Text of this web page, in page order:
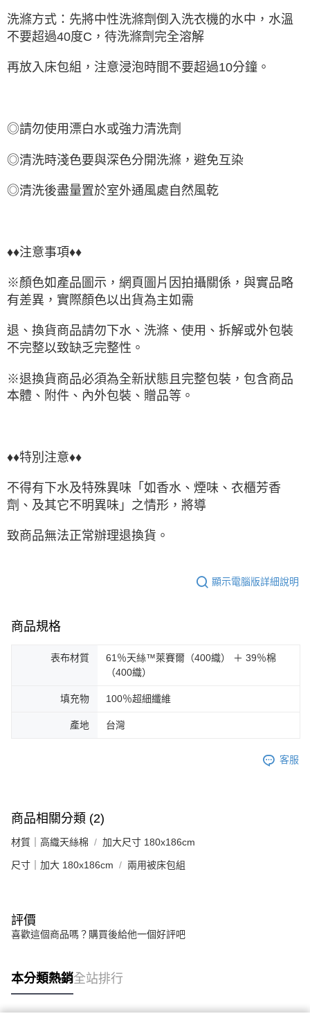
洗滌方式：先將中性洗滌劑倒入洗衣機的水中，水溫
不要超過40度C，待洗滌劑完全溶解
再放入床包組，注意浸泡時間不要超過10分鐘。
◎請勿使用漂白水或強力清洗劑
◎清洗時淺色要與深色分開洗滌，避免互染
◎清洗後盡量置於室外通風處自然風乾
♦♦注意事項♦♦
※顏色如產品圖示，網頁圖片因拍攝關係，與實品略
有差異，實際顏色以出貨為主如需
退、換貨商品請勿下水、洗滌、使用、拆解或外包裝
不完整以致缺乏完整性。
※退換貨商品必須為全新狀態且完整包裝，包含商品
本體、附件、內外包裝、贈品等。
♦♦特別注意♦♦
不得有下水及特殊異味「如香水、煙味、衣櫃芳香
劑、及其它不明異味」之情形，將導
致商品無法正常辦理退換貨。
顯示電腦版詳細說明
商品規格
表布材質
61％天絲™萊賽爾（400織） ＋ 39％棉
（400織）
填充物 100％超細纖維
產地 台灣
客服
商品相關分類 (2)
材質｜高織天絲棉 加大尺寸 180x186cm
尺寸｜加大 180x186cm 兩用被床包組
評價
喜歡這個商品嗎？購買後給他一個好評吧
本分類熱銷全站排行